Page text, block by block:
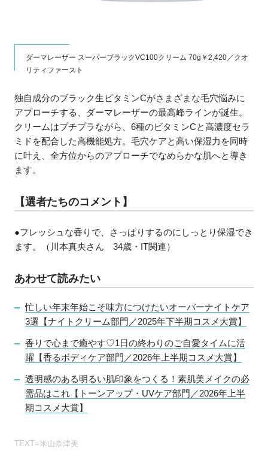
ダーマレーザー スーパーブラックVC100クリーム 70g￥2,420／クオ
リティファースト
独自成分のブラック生ビタミンCがさまざまな毛穴悩みに
アプローチする、ダーマレーザーの最高峰ラインが誕生。
クリームはプチプラながら、6種のビタミンCと高濃度セラ
ミドを配合した高機能処方。毛穴ケアと高い保湿力を同時
に叶え、全方位からのアプローチでなめらかな肌へと導き
ます。
【選者たちのコメント】
●フレッシュな香りで、さっぱりするのにしっとり保湿でき
ます。（川本真央さん 34歳・IT関連）
あわせて読みたい
忙しい年末年始こそ味方につけたいオーバーナイトケア
3選【ナイトクリーム部門／2025年下半期コスメ大賞】
香りで心まで癒やす♡1日の終わりのご自愛タイムに活
躍【香るボディケア部門／2026年上半期コスメ大賞】
透明感のある明るい肌印象をつくる！素肌美メイクの必
需品はこれ【トーンアップ・UVケア部門／2026年上半
期コスメ大賞】
TEXT=米山奈津美